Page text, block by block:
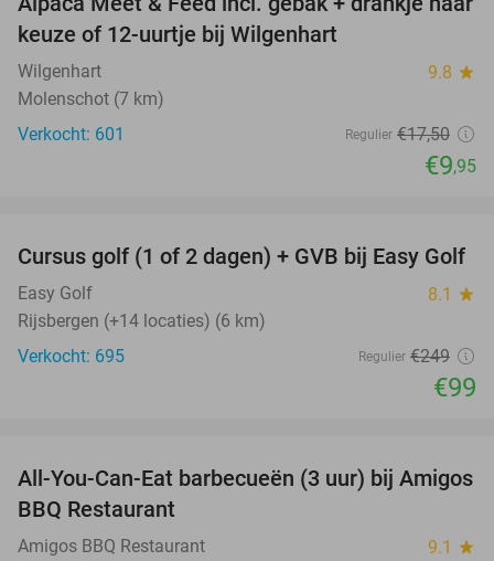
43%
keuze of 12-uurtje bij Wilgenhart
Wilgenhart 9.8 star
Molenschot (7 km)
Verkocht: 601
Regulier €17,50
€9,95
60%
Cursus golf (1 of 2 dagen) + GVB bij Easy Golf
Easy Golf 8.1 star
Rijsbergen (+14 locaties) (6 km)
Verkocht: 695
Regulier €249
€99
26%
All-You-Can-Eat barbecueën (3 uur) bij Amigos
BBQ Restaurant
Amigos BBQ Restaurant 9.1 star